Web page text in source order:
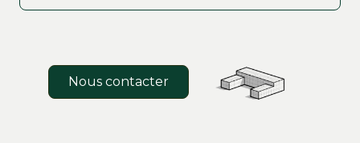
Nous contacter